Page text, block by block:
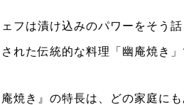
フは漬け込みのパワーをそう
れた伝統的な料理「幽庵焼き」
庵焼き』の特長は、どの家庭に